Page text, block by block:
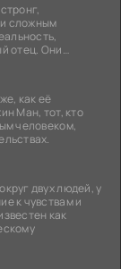
сложным
отец. Они
как её
Ман, тот, кто
человеком,
двух людей, у
к чувствам и
как